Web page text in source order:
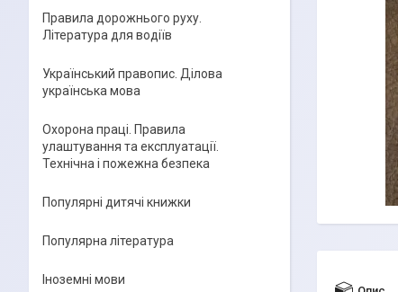
Правила дорожнього руху.
Література для водіїв
Український правопис. Ділова
українська мова
Охорона праці. Правила
улаштування та експлуатації.
Технічна і пожежна безпека
Популярні дитячі книжки
Популярна література
Іноземні мови